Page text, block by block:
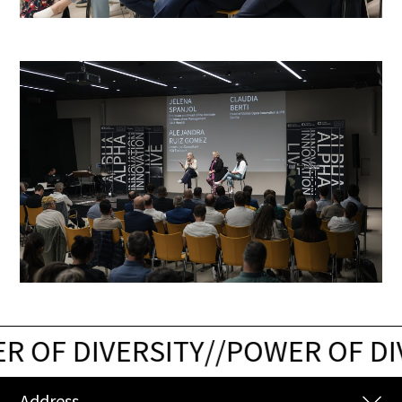
OF DIVERSITY//POWER OF